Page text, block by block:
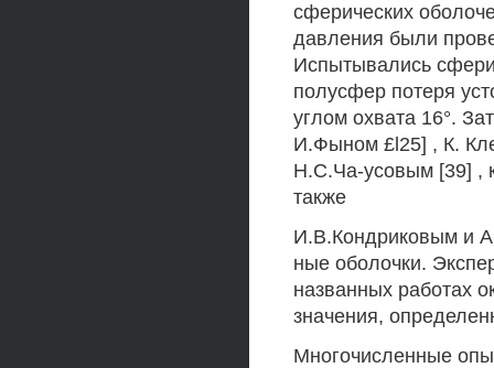
сферических
давления были
Испытывались
полусфер потеря
углом охвата 16°.
И.Фыном £l25] , К.
Н.С.Ча-усовым [39] ,
также
И.В.Кондриковым и
ные оболочки.
названных работах
значения,
Многочисленные